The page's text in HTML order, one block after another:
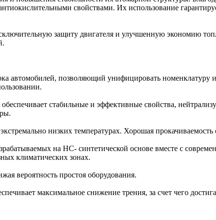
свойствами. Их использование
защиту двигателя и улучшенную экономию
автомобилей, позволяющий унифицировать номенклатуру
стабильные и эффективные свойства,
низких температурах. Хорошая прокачиваемость
на НС- синтетической основе вместе с
климатических зонах.
вероятность простоя оборудования.
максимальное снижение трения, за счет чего